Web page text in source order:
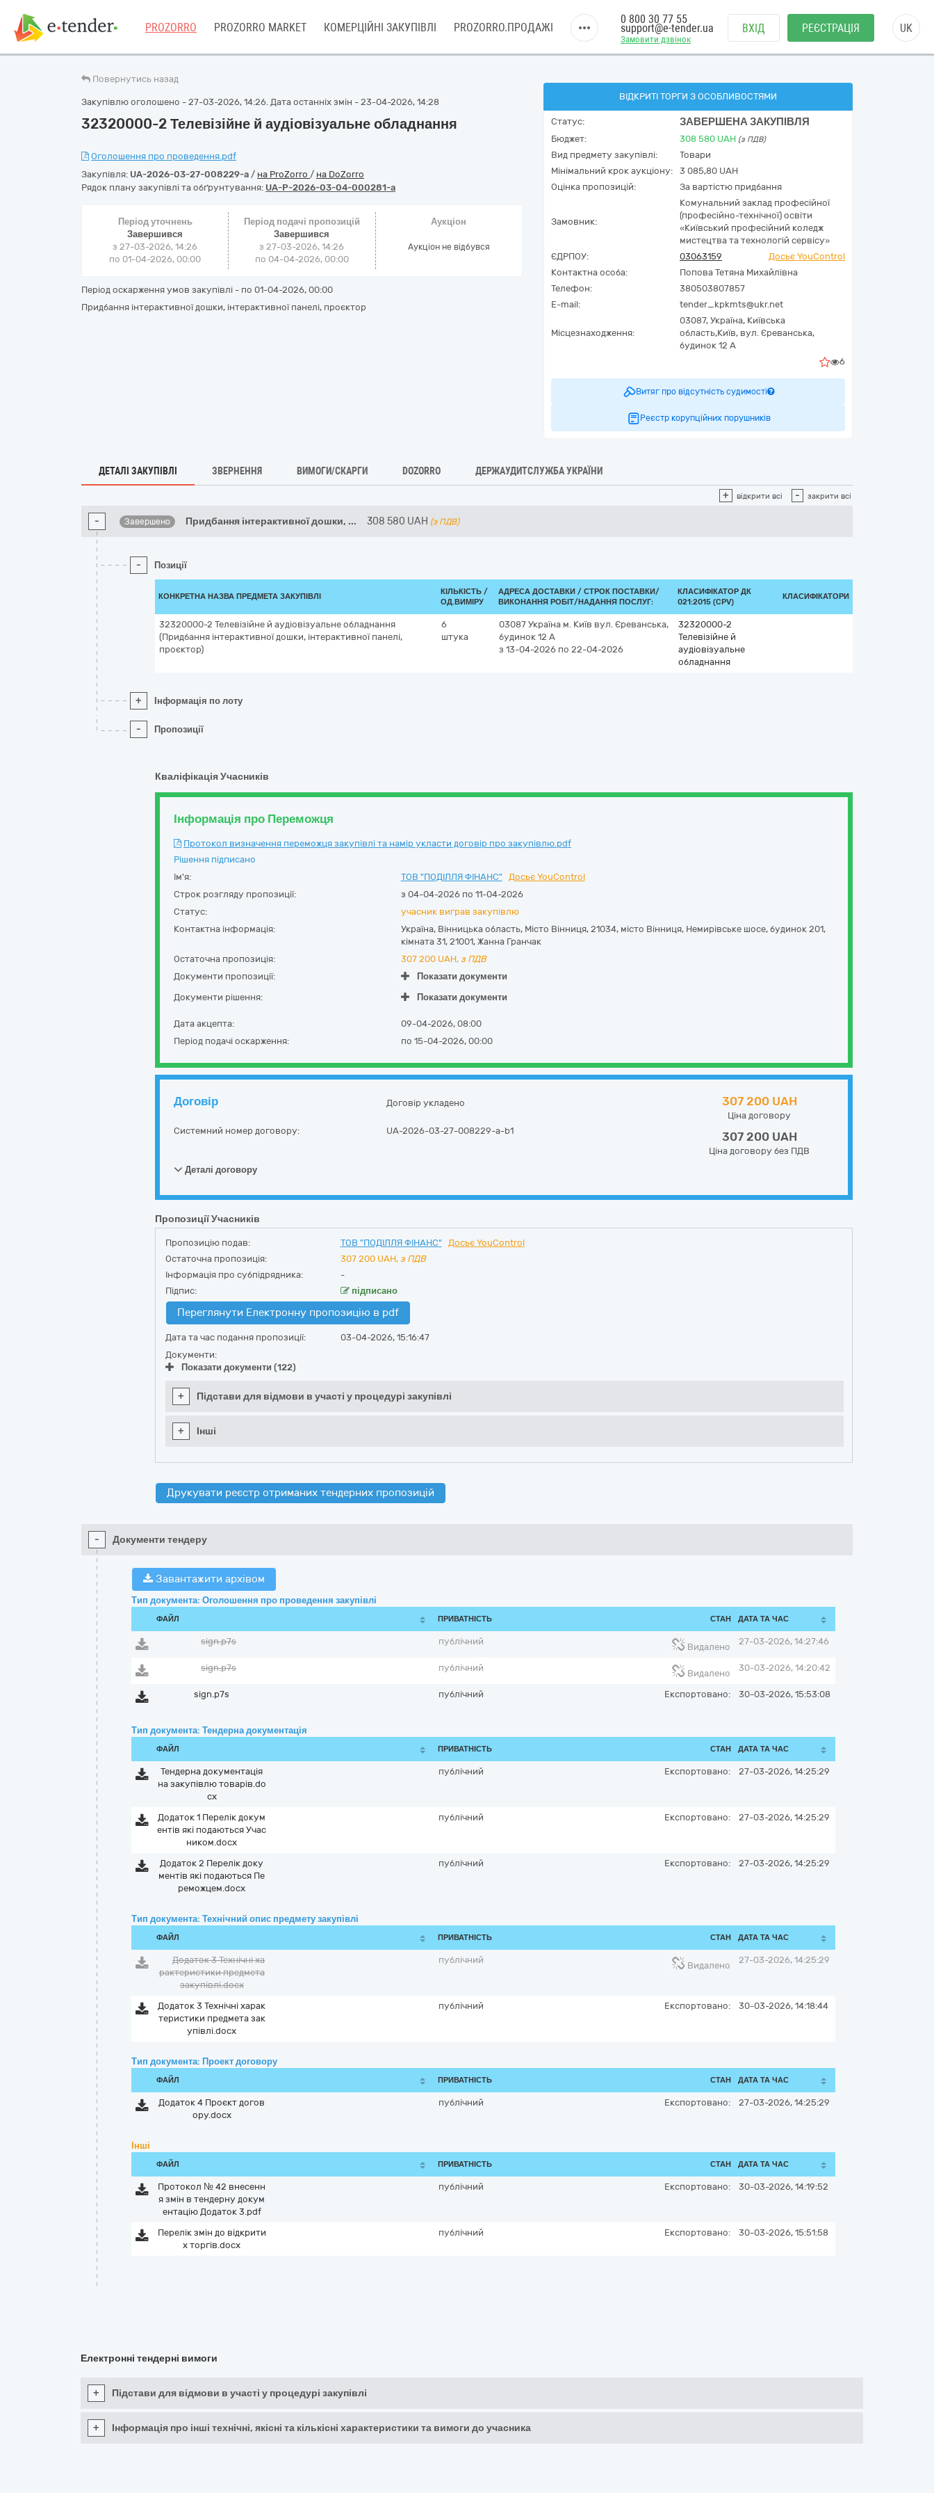
PROZORRO PROZORRO MARKET КОМЕРЦІЙНІ ЗАКУПІВЛІ PROZORRO.ПРОДАЖІ
Замовити дзвінок
0 800 30 77 55
support@e-tender.ua ВХІД РЕЄСТРАЦІЯ UK
Повернутись назад
Закупівлю оголошено - 27-03-2026, 14:26. Дата останніх змін - 23-04-2026, 14:28
32320000-2 Телевізійне й аудіовізуальне обладнання
Оголошення про проведення.pdf
Закупівля: UA-2026-03-27-008229-a / на ProZorro / на DoZorro
Рядок плану закупівлі та обґрунтування: UA-P-2026-03-04-000281-a
Період уточнень
Завершився
з 27-03-2026, 14:26
по 01-04-2026, 00:00
Період подачі пропозицій
Завершився
з 27-03-2026, 14:26
по 04-04-2026, 00:00
Аукціон
Аукціон не відбувся
Період оскарження умов закупівлі - по 01-04-2026, 00:00
Придбання інтерактивної дошки, інтерактивної панелі, проєктор
ВІДКРИТІ ТОРГИ З ОСОБЛИВОСТЯМИ
Статус: ЗАВЕРШЕНА ЗАКУПІВЛЯ
Бюджет: 308 580 UAH (з ПДВ)
Вид предмету закупівлі:
Товари
Мінімальний крок аукціону:
3 085,80 UAH
Оцінка пропозицій:
За вартістю придбання
Замовник:
Комунальний заклад професійної
(професійно-технічної) освіти
«Київський професійний коледж
мистецтва та технологій сервісу»
ЄДРПОУ:
03063159
Досьє YouControl
Контактна особа:
Попова Тетяна Михайлівна
Телефон:
380503807857
E-mail:
tender_kpkmts@ukr.net
Місцезнаходження:
03087, Україна, Київська
область,Київ, вул. Єреванська,
будинок 12 А
6
Витяг про відсутність судимості
Реєстр корупційних порушників
ДЕТАЛІ ЗАКУПІВЛІ ЗВЕРНЕННЯ ВИМОГИ/СКАРГИ DOZORRO ДЕРЖАУДИТСЛУЖБА УКРАЇНИ
+ відкрити всі - закрити всі
- Завершено Придбання інтерактивної дошки, ... 308 580 UAH (з ПДВ)
- Позиції
КОНКРЕТНА НАЗВА ПРЕДМЕТА ЗАКУПІВЛІ
КІЛЬКІСТЬ /
ОД.ВИМІРУ
АДРЕСА ДОСТАВКИ / СТРОК ПОСТАВКИ/
ВИКОНАННЯ РОБІТ/НАДАННЯ ПОСЛУГ:
КЛАСИФІКАТОР ДК
021:2015 (CPV)
КЛАСИФІКАТОРИ
32320000-2 Телевізійне й аудіовізуальне обладнання
(Придбання інтерактивної дошки, інтерактивної панелі,
проєктор)
6
штука
03087 Україна м. Київ вул. Єреванська,
будинок 12 А
з 13-04-2026 по 22-04-2026
32320000-2
Телевізійне й
аудіовізуальне
обладнання
+ Інформація по лоту
- Пропозиції
Кваліфікація Учасників
Інформація про Переможця
Протокол визначення переможця закупівлі та намір укласти договір про закупівлю.pdf
Рішення підписано
Ім'я:
ТОВ "ПОДІЛЛЯ ФІНАНС"
Досьє YouControl
Строк розгляду пропозиції:
з 04-04-2026 по 11-04-2026
Статус:
учасник виграв закупівлю
Контактна інформація:
Україна, Вінницька область, Місто Вінниця, 21034, місто Вінниця, Немирівське шосе, будинок 201,
кімната 31, 21001, Жанна Гранчак
Остаточна пропозиція:
307 200 UAH, з ПДВ
Документи пропозиції:
Показати документи
Документи рішення:
Показати документи
Дата акцепта:
09-04-2026, 08:00
Період подачі оскарження:
по 15-04-2026, 00:00
Договір Договір укладено
Системний номер договору: UA-2026-03-27-008229-a-b1
307 200 UAH
Ціна договору
307 200 UAH
Ціна договору без ПДВ
Деталі договору
Пропозиції Учасників
Пропозицію подав: ТОВ "ПОДІЛЛЯ ФІНАНС"
Досьє YouControl
Остаточна пропозиція:
307 200 UAH, з ПДВ
Інформація про субпідрядника:
-
Підпис:
підписано
Переглянути Електронну пропозицію в pdf
Дата та час подання пропозиції:
03-04-2026, 15:16:47
Документи:
Показати документи (122)
+ Підстави для відмови в участі у процедурі закупівлі
+ Інші
Друкувати реєстр отриманих тендерних пропозицій
- Документи тендеру
Завантажити архівом
Тип документа: Оголошення про проведення закупівлі
ФАЙЛ ПРИВАТНІСТЬ СТАН ДАТА ТА ЧАС
sign.p7s публічний
Видалено
27-03-2026, 14:27:46
sign.p7s публічний
Видалено
30-03-2026, 14:20:42
sign.p7s публічний Експортовано: 30-03-2026, 15:53:08
Тип документа: Тендерна документація
ФАЙЛ ПРИВАТНІСТЬ СТАН ДАТА ТА ЧАС
Тендерна документація
на закупівлю товарів.do
cx
публічний Експортовано: 27-03-2026, 14:25:29
Додаток 1 Перелік докум
ентів які подаються Учас
ником.docx
публічний Експортовано: 27-03-2026, 14:25:29
Додаток 2 Перелік доку
ментів які подаються Пе
реможцем.docx
публічний Експортовано: 27-03-2026, 14:25:29
Тип документа: Технічний опис предмету закупівлі
ФАЙЛ ПРИВАТНІСТЬ СТАН ДАТА ТА ЧАС
Додаток 3 Технічні ха
рактеристики предмета
закупівлі.docx
публічний
Видалено
27-03-2026, 14:25:29
Додаток 3 Технічні харак
теристики предмета зак
упівлі.docx
публічний Експортовано: 30-03-2026, 14:18:44
Тип документа: Проект договору
ФАЙЛ ПРИВАТНІСТЬ СТАН ДАТА ТА ЧАС
Додаток 4 Проєкт догов
ору.docx
публічний Експортовано: 27-03-2026, 14:25:29
Інші
ФАЙЛ ПРИВАТНІСТЬ СТАН ДАТА ТА ЧАС
Протокол № 42 внесенн
я змін в тендерну докум
ентацію Додаток 3.pdf
публічний Експортовано: 30-03-2026, 14:19:52
Перелік змін до відкрити
х торгів.docx
публічний Експортовано: 30-03-2026, 15:51:58
Електронні тендерні вимоги
+ Підстави для відмови в участі у процедурі закупівлі
+ Інформація про інші технічні, якісні та кількісні характеристики та вимоги до учасника